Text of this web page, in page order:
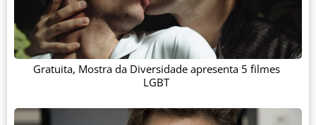
Gratuita, Mostra da Diversidade apresenta 5 filmes
LGBT